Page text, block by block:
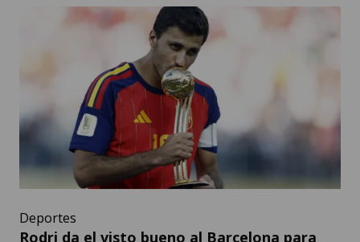
Deportes
Rodri da el visto bueno al Barcelona para